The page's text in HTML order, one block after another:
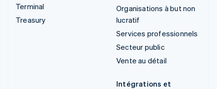
Terminal
Treasury
Organisations à but non
lucratif
Services professionnels
Secteur public
Vente au détail
Intégrations et